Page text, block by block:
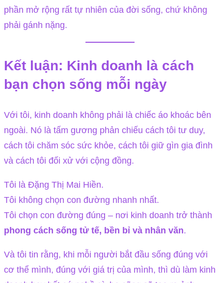
phần mở rộng rất tự nhiên của đời sống, chứ không
phải gánh nặng.
Kết luận: Kinh doanh là cách
bạn chọn sống mỗi ngày
Với tôi, kinh doanh không phải là chiếc áo khoác bên
ngoài. Nó là tấm gương phản chiếu cách tôi tư duy,
cách tôi chăm sóc sức khỏe, cách tôi giữ gìn gia đình
và cách tôi đối xử với cộng đồng.
Tôi là Đặng Thị Mai Hiền.
Tôi không chọn con đường nhanh nhất.
Tôi chọn con đường đúng – nơi kinh doanh trở thành
phong cách sống tử tế, bền bỉ và nhân văn.
Và tôi tin rằng, khi mỗi người bắt đầu sống đúng với
cơ thể mình, đúng với giá trị của mình, thì dù làm kinh